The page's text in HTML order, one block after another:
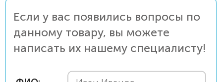
Если у вас появились вопросы по
данному товару, вы можете
написать их нашему специалисту!